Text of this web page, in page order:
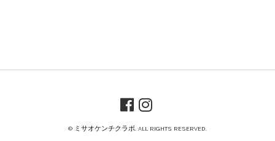
© ミサオケンチクラボ. ALL RIGHTS RESERVED.